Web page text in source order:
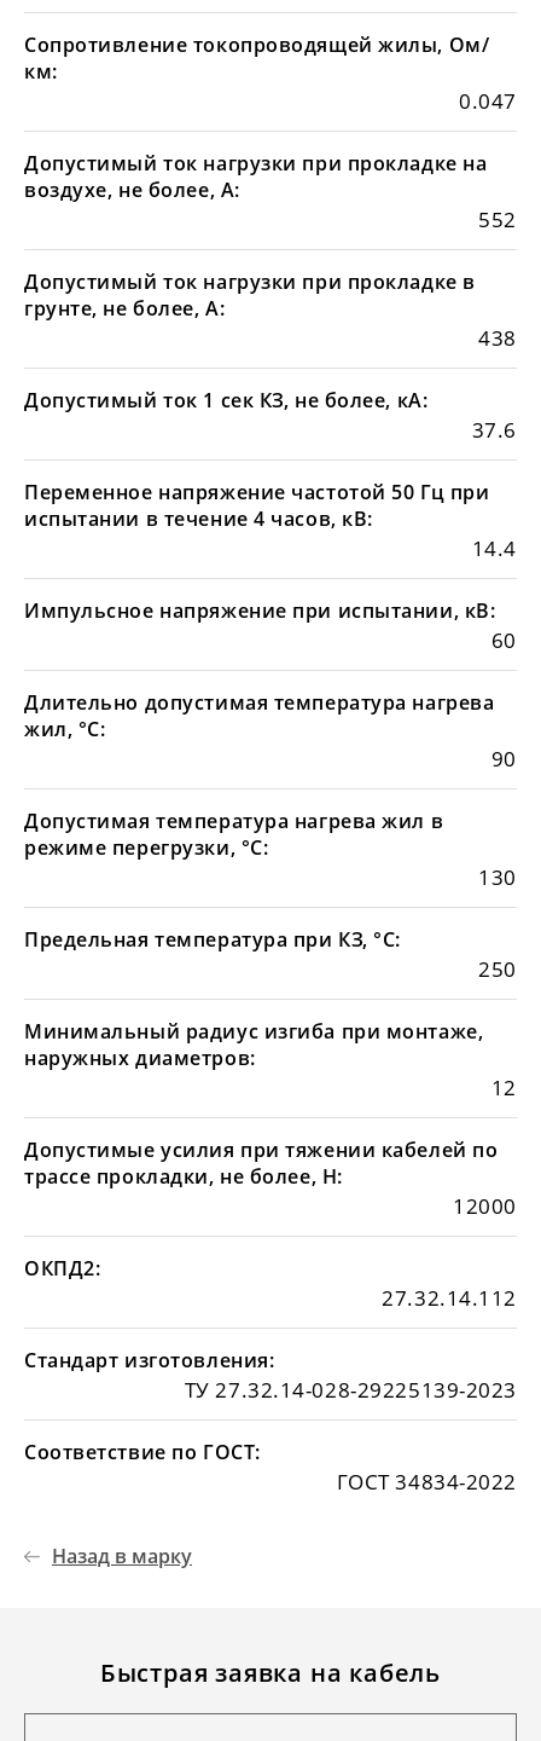
Сопротивление токопроводящей жилы, Ом/
км:
0.047
Допустимый ток нагрузки при прокладке на
воздухе, не более, А:
552
Допустимый ток нагрузки при прокладке в
грунте, не более, А:
438
Допустимый ток 1 сек КЗ, не более, кА:
37.6
Переменное напряжение частотой 50 Гц при
испытании в течение 4 часов, кВ:
14.4
Импульсное напряжение при испытании, кВ:
60
Длительно допустимая температура нагрева
жил, °С:
90
Допустимая температура нагрева жил в
режиме перегрузки, °С:
130
Предельная температура при КЗ, °С:
250
Минимальный радиус изгиба при монтаже,
наружных диаметров:
12
Допустимые усилия при тяжении кабелей по
трассе прокладки, не более, Н:
12000
ОКПД2:
27.32.14.112
Стандарт изготовления:
ТУ 27.32.14-028-29225139-2023
Соответствие по ГОСТ:
ГОСТ 34834-2022
Назад в марку
Быстрая заявка на кабель